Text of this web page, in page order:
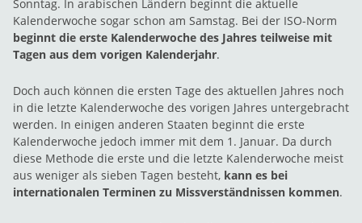
Sonntag. In arabischen Ländern beginnt die aktuelle
Kalenderwoche sogar schon am Samstag. Bei der ISO-Norm
beginnt die erste Kalenderwoche des Jahres teilweise mit
Tagen aus dem vorigen Kalenderjahr.
Doch auch können die ersten Tage des aktuellen Jahres noch
in die letzte Kalenderwoche des vorigen Jahres untergebracht
werden. In einigen anderen Staaten beginnt die erste
Kalenderwoche jedoch immer mit dem 1. Januar. Da durch
diese Methode die erste und die letzte Kalenderwoche meist
aus weniger als sieben Tagen besteht, kann es bei
internationalen Terminen zu Missverständnissen kommen.